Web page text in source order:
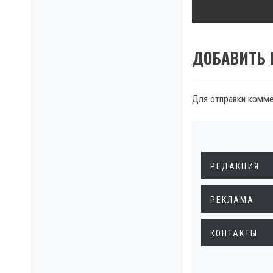
ДОБАВИТЬ
Для отправки
РЕДАКЦИЯ
РЕКЛАМА
КОНТАКТЫ